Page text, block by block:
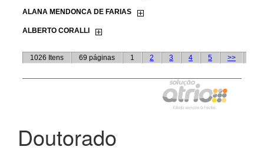
Doutorado